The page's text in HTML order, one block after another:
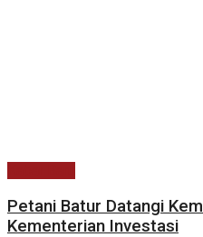
Petani Batur Datangi
Kementerian Investasi